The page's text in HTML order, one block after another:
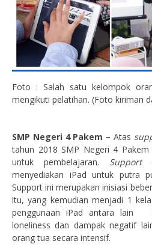
Foto : Salah satu kelompok
mengikuti pelatihan. (Foto kiriman
SMP Negeri 4 Pakem – Atas
tahun 2018 SMP Negeri 4 Pakem
untuk pembelajaran. Support
menyediakan iPad untuk putra
Support ini merupakan inisiasi
itu, yang kemudian menjadi 1
penggunaan iPad antara lain
loneliness dan dampak negatif
orang tua secara intensif.